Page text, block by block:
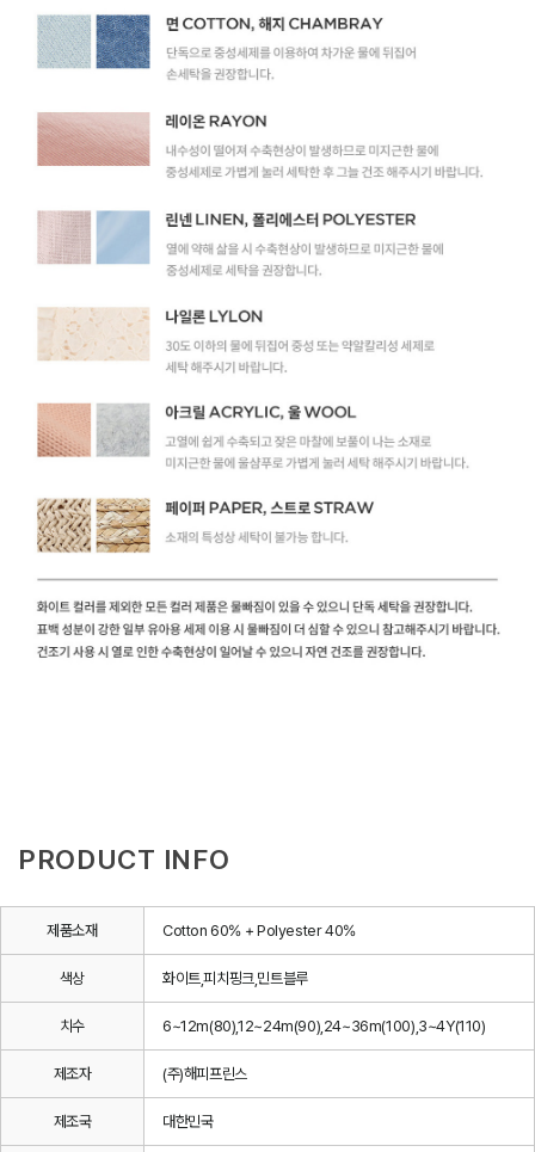
PRODUCT INFO
제품소재 Cotton 60% + Polyester 40%
색상 화이트,피치핑크,민트블루
치수 6~12m(80),12~24m(90),24~36m(100),3~4Y(110)
제조자 (주)해피프린스
제조국 대한민국